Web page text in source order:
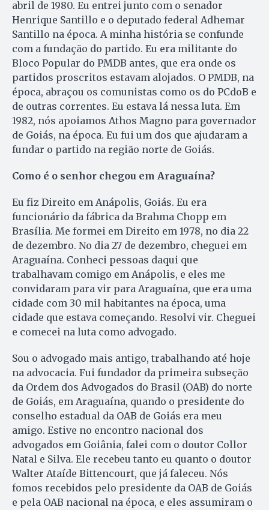
abril de 1980. Eu entrei junto com o senador
Henrique Santillo e o deputado federal Adhemar
Santillo na época. A minha história se confunde
com a fundação do partido. Eu era militante do
Bloco Popular do PMDB antes, que era onde os
partidos proscritos estavam alojados. O PMDB, na
época, abraçou os comunistas como os do PCdoB e
de outras correntes. Eu estava lá nessa luta. Em
1982, nós apoiamos Athos Magno para governador
de Goiás, na época. Eu fui um dos que ajudaram a
fundar o partido na região norte de Goiás.
Como é o senhor chegou em Araguaína?
Eu fiz Direito em Anápolis, Goiás. Eu era
funcionário da fábrica da Brahma Chopp em
Brasília. Me formei em Direito em 1978, no dia 22
de dezembro. No dia 27 de dezembro, cheguei em
Araguaína. Conheci pessoas daqui que
trabalhavam comigo em Anápolis, e eles me
convidaram para vir para Araguaína, que era uma
cidade com 30 mil habitantes na época, uma
cidade que estava começando. Resolvi vir. Cheguei
e comecei na luta como advogado.
Sou o advogado mais antigo, trabalhando até hoje
na advocacia. Fui fundador da primeira subseção
da Ordem dos Advogados do Brasil (OAB) do norte
de Goiás, em Araguaína, quando o presidente do
conselho estadual da OAB de Goiás era meu
amigo. Estive no encontro nacional dos
advogados em Goiânia, falei com o doutor Collor
Natal e Silva. Ele recebeu tanto eu quanto o doutor
Walter Ataíde Bittencourt, que já faleceu. Nós
fomos recebidos pelo presidente da OAB de Goiás
e pela OAB nacional na época, e eles assumiram o